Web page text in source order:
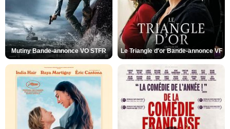
Mutiny Bande-annonce VO STFR Le Triangle d'or Bande-annonce VF